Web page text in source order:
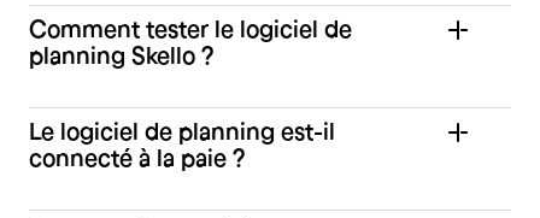
Comment tester le logiciel de
planning Skello ?
Le logiciel de planning est-il
connecté à la paie ?